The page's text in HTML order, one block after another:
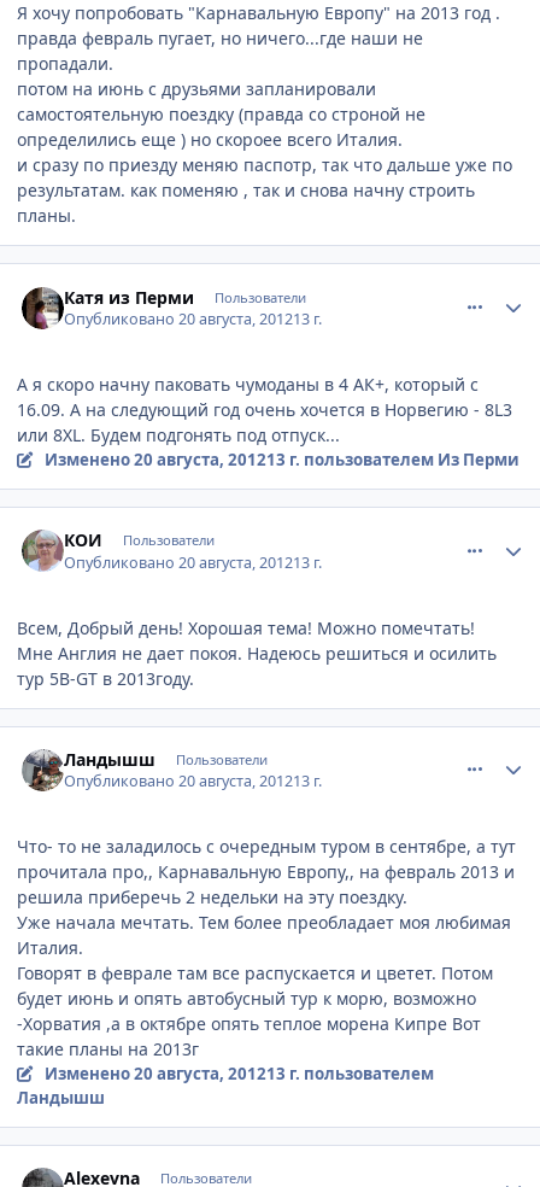
Я хочу попробовать "Карнавальную Европу" на 2013 год .
правда февраль пугает, но ничего...где наши не
пропадали.
потом на июнь с друзьями запланировали
самостоятельную поездку (правда со строной не
определились еще ) но скороее всего Италия.
и сразу по приезду меняю паспотр, так что дальше уже по
результатам. как поменяю , так и снова начну строить
планы.
Катя из Перми Пользователи
Опубликовано20 августа, 201213 г.
А я скоро начну паковать чумоданы в 4 АК+, который с
16.09. А на следующий год очень хочется в Норвегию - 8L3
или 8XL. Будем подгонять под отпуск...
Изменено20 августа, 201213 г. пользователем Из Перми
КОИ Пользователи
Опубликовано20 августа, 201213 г.
Всем, Добрый день! Хорошая тема! Можно помечтать!
Мне Англия не дает покоя. Надеюсь решиться и осилить
тур 5В-GT в 2013году.
Ландышш Пользователи
Опубликовано20 августа, 201213 г.
Что- то не заладилось с очередным туром в сентябре, а тут
прочитала про,, Карнавальную Европу,, на февраль 2013 и
решила приберечь 2 недельки на эту поездку.
Уже начала мечтать. Тем более преобладает моя любимая
Италия.
Говорят в феврале там все распускается и цветет. Потом
будет июнь и опять автобусный тур к морю, возможно
-Хорватия ,а в октябре опять теплое морена Кипре Вот
такие планы на 2013г
Изменено20 августа, 201213 г. пользователем
Ландышш
Alexevna Пользователи